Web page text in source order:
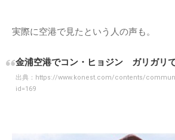
実際に空港で見たという人の声も。
金浦空港でコン・ヒョジン ガリガリ
出典： https://www.konest.com/contents/
id=169